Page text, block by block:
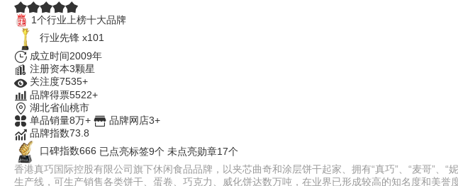
1个行业上榜十大品牌
行业先锋 x101
成立时间2009年
注册资本3颗星
关注度7535+
品牌得票5522+
湖北省仙桃市
单品销量8万+
品牌网店3+
品牌指数73.8
口碑指数666 已点亮标签9个 未点亮勋章17个
香港真巧国际控股有限公司旗下休闲食品品牌，以夹芯曲奇和涂层饼干起家、拥有“真巧”、“麦哥”、
生产线，可生产销售各类饼干、蛋卷、巧克力、威化饼达数万吨，在业界已形成较高的知名度和美誉度